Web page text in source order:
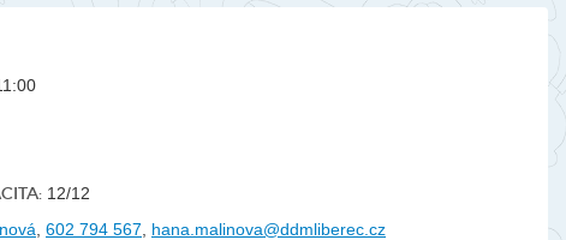
12/12
602 794 567 hana.malinova@ddmliberec.cz